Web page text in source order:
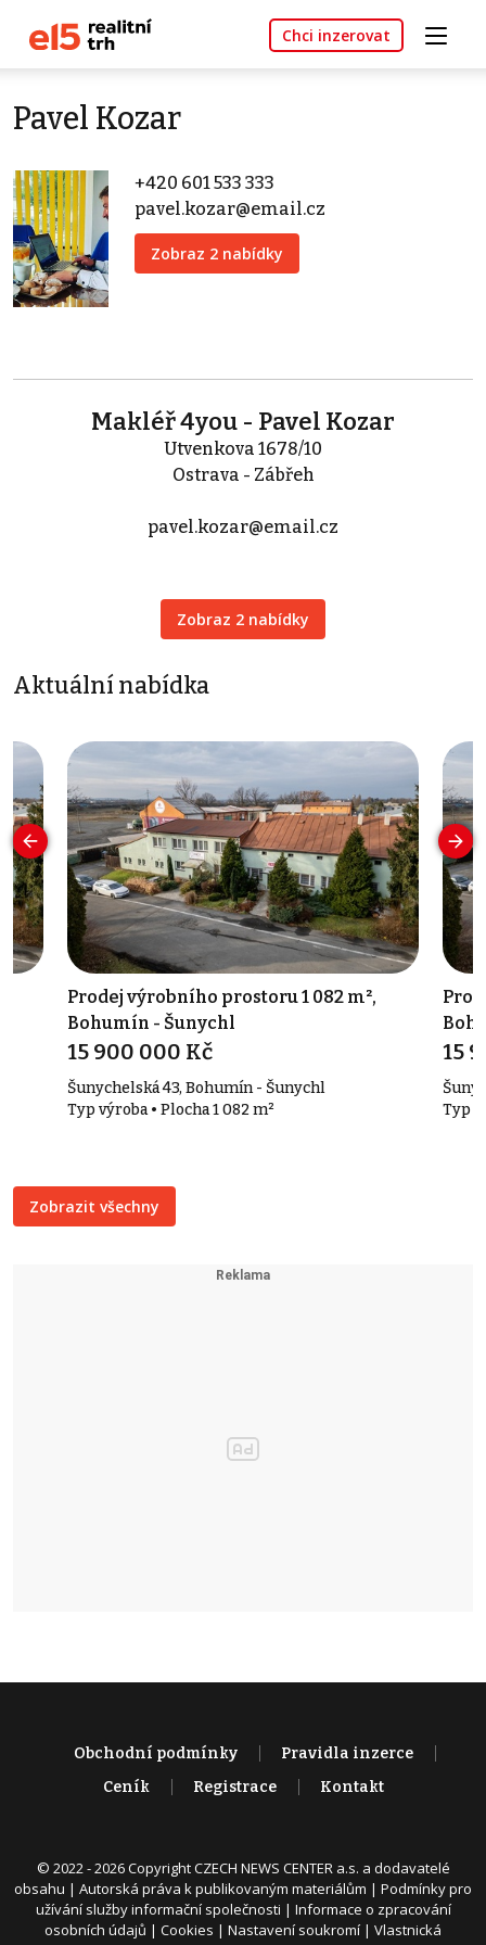
Chci inzerovat
Pavel Kozar
+420 601 533 333
pavel.kozar@email.cz
Zobraz 2 nabídky
Makléř 4you - Pavel Kozar
Utvenkova 1678/10
Ostrava - Zábřeh
pavel.kozar@email.cz
Zobraz 2 nabídky
Aktuální nabídka
Prodej výrobního prostoru 1 082 m²,
Bohumín - Šunychl
15 900 000 Kč
Šunychelská 43, Bohumín - Šunychl
Typ výroba • Plocha 1 082 m²
15
Typ
Zobrazit všechny
Obchodní podmínky
Pravidla inzerce
Ceník
Registrace Kontakt
© 2022 - 2026 Copyright CZECH NEWS CENTER a.s. a dodavatelé
obsahu | Autorská práva k publikovaným materiálům | Podmínky pro
užívání služby informační společnosti | Informace o zpracování
osobních údajů | Cookies | Nastavení soukromí | Vlastnická